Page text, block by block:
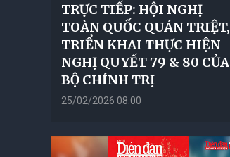
TRỰC TIẾP: HỘI NGHỊ
TOÀN QUỐC QUÁN TRIỆT,
TRIỂN KHAI THỰC HIỆN
NGHỊ QUYẾT 79 & 80 CỦA
BỘ CHÍNH TRỊ
25/02/2026 08:00